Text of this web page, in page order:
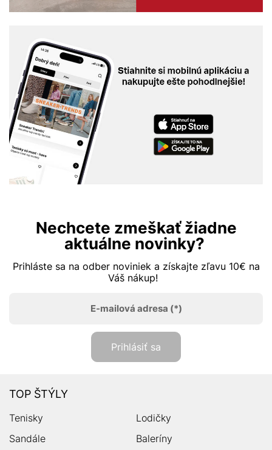
Nechcete zmeškať žiadne
aktuálne novinky?
Prihláste sa na odber noviniek a získajte zľavu 10€ na
Váš nákup!
E-mailová adresa (*)
Prihlásiť sa
TOP ŠTÝLY
Tenisky
Lodičky
Sandále
Baleríny